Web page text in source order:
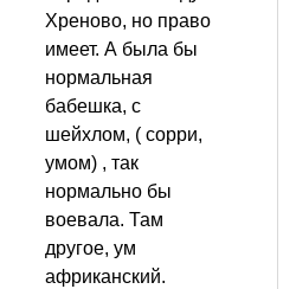
Хреново, но право
имеет. А была бы
нормальная
бабешка, с
шейхлом, ( сорри,
умом) , так
нормально бы
воевала. Там
другое, ум
африканский.